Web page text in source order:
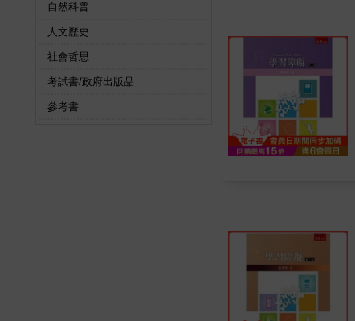
自然科普
人文歷史
社會哲思
考試書/政府出版品
參考書